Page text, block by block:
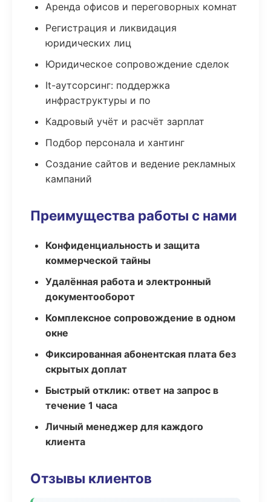
Аренда офисов и переговорных комнат
Регистрация и ликвидация
юридических лиц
Юридическое сопровождение сделок
It-аутсорсинг: поддержка
инфраструктуры и по
Кадровый учёт и расчёт зарплат
Подбор персонала и хантинг
Создание сайтов и ведение рекламных
кампаний
Преимущества работы с нами
Конфиденциальность и защита
коммерческой тайны
Удалённая работа и электронный
документооборот
Комплексное сопровождение в одном
окне
Фиксированная абонентская плата без
скрытых доплат
Быстрый отклик: ответ на запрос в
течение 1 часа
Личный менеджер для каждого
клиента
Отзывы клиентов